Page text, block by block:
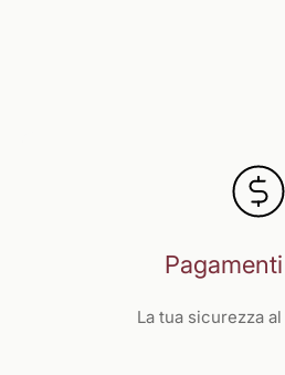
La tua sicurezza